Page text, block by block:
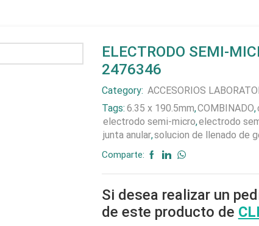
ELECTRODO SEMI-
2476346
Category: ACCESORIOS
Tags: 6.35 x 190.5mm,COMBINADO,
electrodo semi-micro,electrodo
junta anular,solucion de llenado de
Comparte:
Si desea realizar un
de este producto de